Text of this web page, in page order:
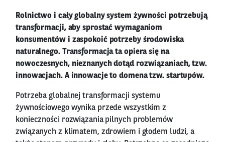
Rolnictwo i cały globalny system żywności potrzebują
transformacji, aby sprostać wymaganiom
konsumentów i zaspokoić potrzeby środowiska
naturalnego. Transformacja ta opiera się na
nowoczesnych, nieznanych dotąd rozwiązaniach, tzw.
innowacjach. A innowacje to domena tzw. startupów.
Potrzeba globalnej transformacji systemu
żywnościowego wynika przede wszystkim z
konieczności rozwiązania pilnych problemów
związanych z klimatem, zdrowiem i głodem ludzi, a